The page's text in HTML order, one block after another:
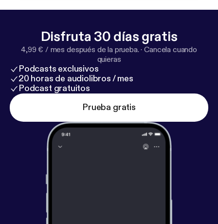
Disfruta 30 días gratis
4,99 € / mes después de la prueba. ·Cancela cuando
quieras
Podcasts exclusivos
20 horas de audiolibros / mes
Podcast gratuitos
Prueba gratis